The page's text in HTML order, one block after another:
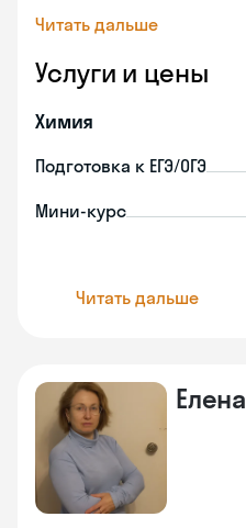
Читать дальше
Услуги и цены
Химия
Подготовка к ЕГЭ/ОГЭ
Мини-курс
Читать дальше
Елена